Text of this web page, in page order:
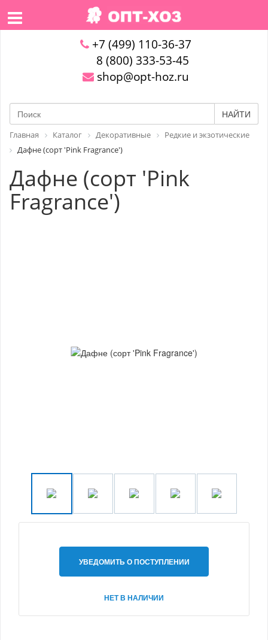
+7 (499) 110-36-37
8 (800) 333-53-45
shop@opt-hoz.ru
НАЙТИ
Главная Каталог Декоративные
Редкие и экзотические
Дафне (сорт 'Pink Fragrance')
Дафне (сорт 'Pink
Fragrance')
УВЕДОМИТЬ О ПОСТУПЛЕНИИ
НЕТ В НАЛИЧИИ